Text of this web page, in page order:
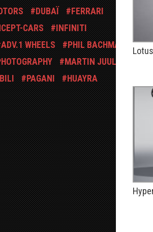
DUBAÏ
FERRARI
CARS
INFINITI
ADV.1 WHEELS
PHIL BACHMAN
MARTIN JUUL
PAGANI
HUAYRA